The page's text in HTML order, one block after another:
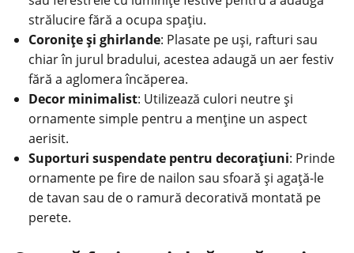
strălucire fără a ocupa spațiu.
Coronițe și ghirlande: Plasate pe uși, rafturi sau
chiar în jurul bradului, acestea adaugă un aer festiv
fără a aglomera încăperea.
Decor minimalist: Utilizează culori neutre și
ornamente simple pentru a menține un aspect
aerisit.
Suporturi suspendate pentru decorațiuni: Prinde
ornamente pe fire de nailon sau sfoară și agață-le
de tavan sau de o ramură decorativă montată pe
perete.